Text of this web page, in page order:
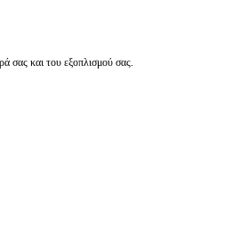
σας και του εξοπλισμού σας.